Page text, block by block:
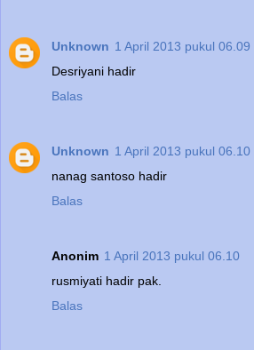
Unknown 1 April 2013 pukul 06.09
Desriyani hadir
Balas
Unknown 1 April 2013 pukul 06.10
nanag santoso hadir
Balas
Anonim 1 April 2013 pukul 06.10
rusmiyati hadir pak.
Balas